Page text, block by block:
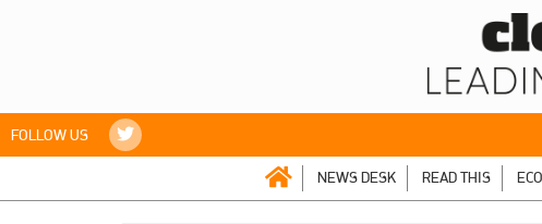
FOLLOW US
NEWS DESK READ THIS